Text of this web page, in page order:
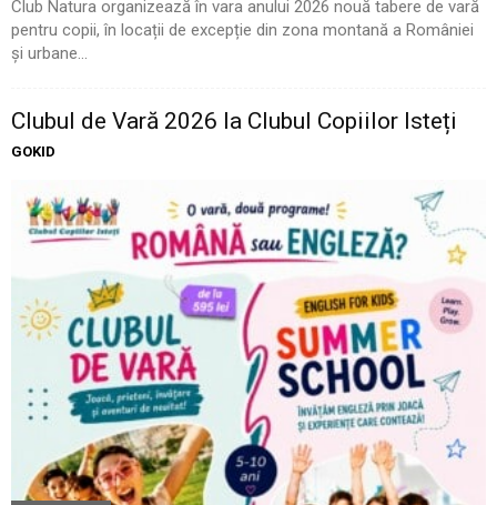
Club Natura organizează în vara anului 2026 nouă tabere de vară
pentru copii, în locații de excepție din zona montană a României
și urbane...
Clubul de Vară 2026 la Clubul Copiilor Isteți
GOKID